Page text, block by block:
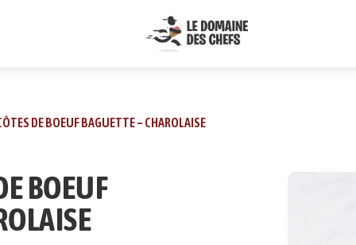
DE BOEUF BAGUETTE – CHAROLAISE
BOEUF